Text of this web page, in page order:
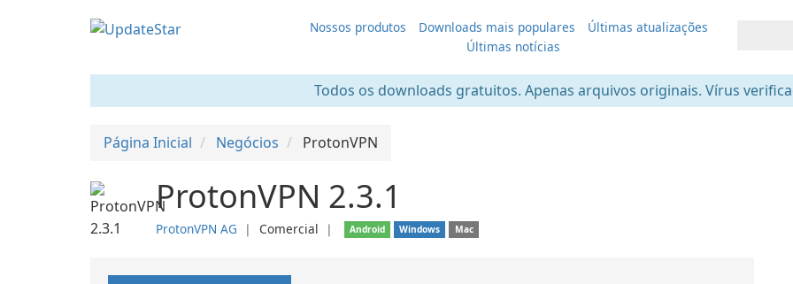
Nossos produtos Downloads mais populares
Últimas atualizações
Últimas notícias
Todos os downloads gratuitos. Apenas arquivos originais. Vírus
Página Inicial Negócios ProtonVPN
ProtonVPN 2.3.1
ProtonVPN AG ❘ Comercial ❘ Android Windows Mac